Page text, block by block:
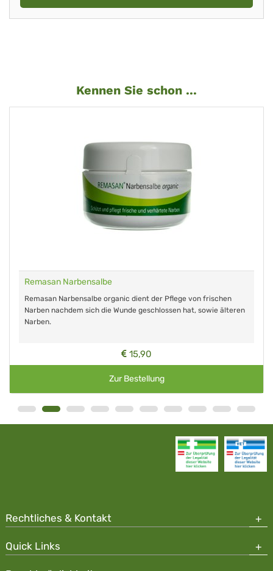
Kennen Sie schon ...
Remasan Narbensalbe
Remasan Narbensalbe organic dient der Pflege von frischen
Narben nachdem sich die Wunde geschlossen hat, sowie älteren
Narben.
15,90
Zur Bestellung
Rechtliches & Kontakt
Quick Links